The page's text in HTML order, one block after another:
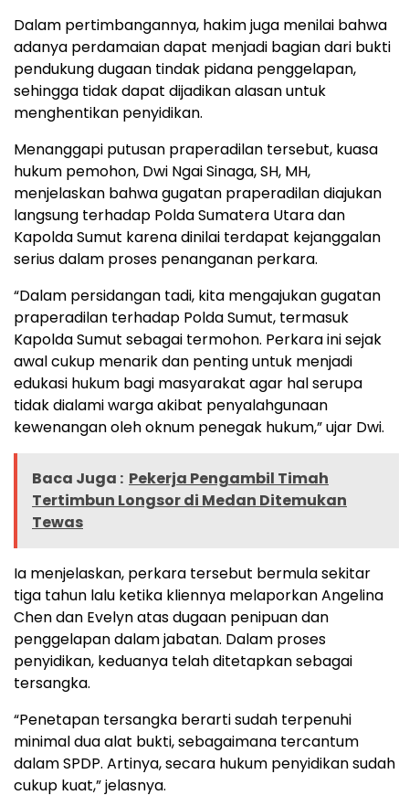
Dalam pertimbangannya, hakim juga menilai bahwa
adanya perdamaian dapat menjadi bagian dari bukti
pendukung dugaan tindak pidana penggelapan,
sehingga tidak dapat dijadikan alasan untuk
menghentikan penyidikan.
Menanggapi putusan praperadilan tersebut, kuasa
hukum pemohon, Dwi Ngai Sinaga, SH, MH,
menjelaskan bahwa gugatan praperadilan diajukan
langsung terhadap Polda Sumatera Utara dan
Kapolda Sumut karena dinilai terdapat kejanggalan
serius dalam proses penanganan perkara.
“Dalam persidangan tadi, kita mengajukan gugatan
praperadilan terhadap Polda Sumut, termasuk
Kapolda Sumut sebagai termohon. Perkara ini sejak
awal cukup menarik dan penting untuk menjadi
edukasi hukum bagi masyarakat agar hal serupa
tidak dialami warga akibat penyalahgunaan
kewenangan oleh oknum penegak hukum,” ujar Dwi.
Baca Juga : Pekerja Pengambil Timah
Tertimbun Longsor di Medan Ditemukan
Tewas
Ia menjelaskan, perkara tersebut bermula sekitar
tiga tahun lalu ketika kliennya melaporkan Angelina
Chen dan Evelyn atas dugaan penipuan dan
penggelapan dalam jabatan. Dalam proses
penyidikan, keduanya telah ditetapkan sebagai
tersangka.
“Penetapan tersangka berarti sudah terpenuhi
minimal dua alat bukti, sebagaimana tercantum
dalam SPDP. Artinya, secara hukum penyidikan sudah
cukup kuat,” jelasnya.